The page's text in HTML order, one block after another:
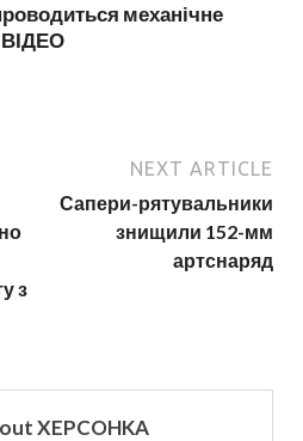
механічне
ВІДЕО
з
NEXT ARTICLE
Сапери-рятувальники
знищили 152-мм
артснаряд
XEPCOHKA